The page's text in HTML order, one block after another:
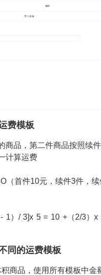
费模板
商品，第二件商品按照续
计算运费
（首件10元，续件3件，
1）/ 3]x 5 = 10 +（2/3）
同的运费模板
商品，使用所有模板中金